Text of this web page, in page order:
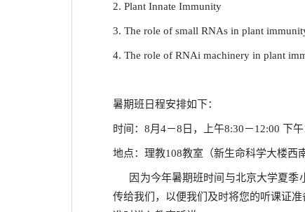
2. Plant Innate Immunity
3. The role of small RNAs in plant
4. The role of RNAi machinery in plant
暑期班日程安排如下：
时间：8月4－8日，上午8:30－12:00 下
地点：理教108教室（新生命科学大楼西
因为今年暑期班时间与北京大学夏季
传给我们，以便我们及时将您的听课证